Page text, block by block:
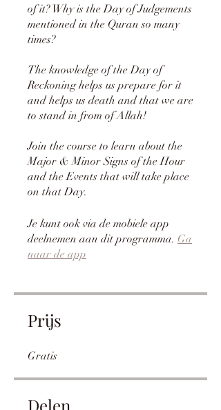
of it? Why is the Day of Judgements
mentioned in the Quran so many
times?
The knowledge of the Day of
Reckoning helps us prepare for it
and helps us death and that we are
to stand in from of Allah!
Join the course to learn about the
Major & Minor Signs of the Hour
and the Events that will take place
Je kunt ook via de mobiele app
deelnemen aan dit programma. Ga
naar de app
Prijs
Gratis
Delen